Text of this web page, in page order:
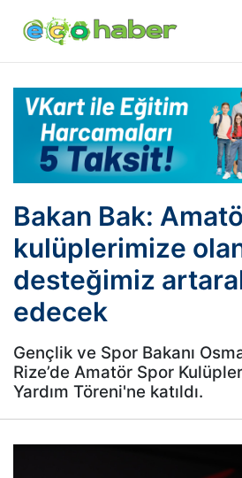
Bakan Bak:
kulüplerimize
desteğimiz
edecek
Gençlik ve Spor Bakanı
Rize’de Amatör Spor
Yardım Töreni'ne katıldı.